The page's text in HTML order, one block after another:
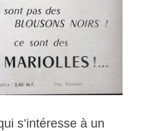
s’intéresse à un